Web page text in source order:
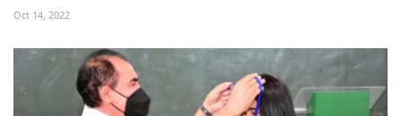
Oct 14, 2022